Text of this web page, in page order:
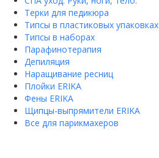
Терки для педикюра
Типсы в пластиковых упаковках
Типсы в наборах
Парафинотерапия
Депиляция
Наращивание ресниц
Плойки ERIKA
Фены ERIKA
Щипцы-выпрямители ERIKA
Все для парикмахеров